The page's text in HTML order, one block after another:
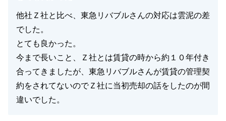
他社Ｚ社と比べ、東急リバブルさんの対応は雲泥の差
でした。
とても良かった。
今まで長いこと、Ｚ社とは賃貸の時から約１０年付き
合ってきましたが、東急リバブルさんが賃貸の管理契
約をされてないのでＺ社に当初売却の話をしたのが間
違いでした。